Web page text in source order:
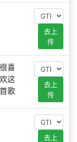
去上
传
很喜
欢这
首歌
去上
传
去上